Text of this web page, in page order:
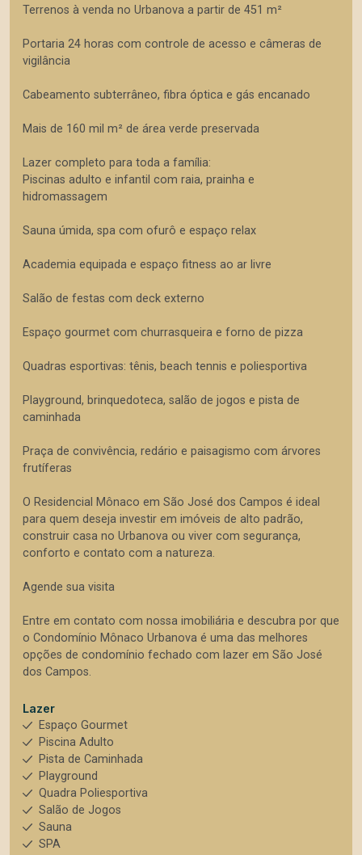
Terrenos à venda no Urbanova a partir de 451 m²
Portaria 24 horas com controle de acesso e câmeras de
vigilância
Cabeamento subterrâneo, fibra óptica e gás encanado
Mais de 160 mil m² de área verde preservada
Lazer completo para toda a família:
Piscinas adulto e infantil com raia, prainha e
hidromassagem
Sauna úmida, spa com ofurô e espaço relax
Academia equipada e espaço fitness ao ar livre
Salão de festas com deck externo
Espaço gourmet com churrasqueira e forno de pizza
Quadras esportivas: tênis, beach tennis e poliesportiva
Playground, brinquedoteca, salão de jogos e pista de
caminhada
Praça de convivência, redário e paisagismo com árvores
frutíferas
O Residencial Mônaco em São José dos Campos é ideal
para quem deseja investir em imóveis de alto padrão,
construir casa no Urbanova ou viver com segurança,
conforto e contato com a natureza.
Agende sua visita
Entre em contato com nossa imobiliária e descubra por que
o Condomínio Mônaco Urbanova é uma das melhores
opções de condomínio fechado com lazer em São José
dos Campos.
Lazer
Espaço Gourmet
Piscina Adulto
Pista de Caminhada
Playground
Quadra Poliesportiva
Salão de Jogos
Sauna
SPA